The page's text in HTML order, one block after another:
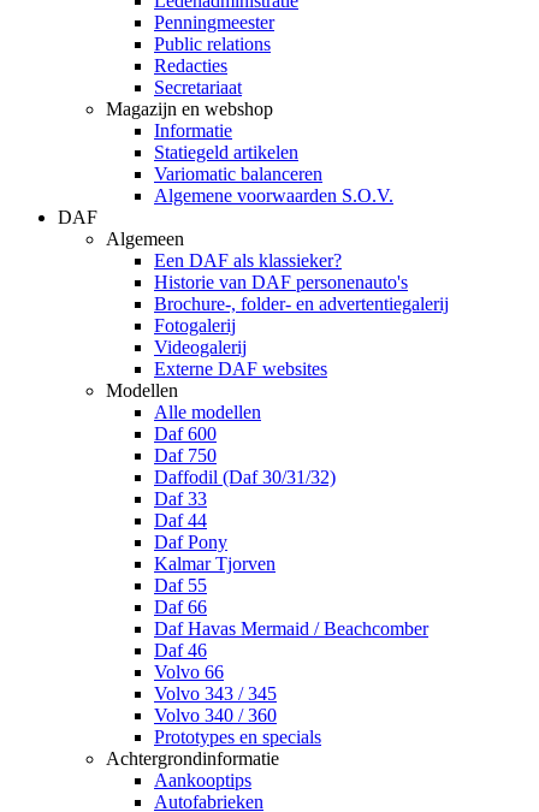
Penningmeester
Public relations
Redacties
Secretariaat
Magazijn en webshop
Informatie
Statiegeld artikelen
Variomatic balanceren
Algemene voorwaarden S.O.V.
DAF
Algemeen
Een DAF als klassieker?
Historie van DAF personenauto's
Brochure-, folder- en advertentiegalerij
Fotogalerij
Videogalerij
Externe DAF websites
Modellen
Alle modellen
Daf 600
Daf 750
Daffodil (Daf 30/31/32)
Daf 33
Daf 44
Daf Pony
Kalmar Tjorven
Daf 55
Daf 66
Daf Havas Mermaid / Beachcomber
Daf 46
Volvo 66
Volvo 343 / 345
Volvo 340 / 360
Prototypes en specials
Achtergrondinformatie
Aankooptips
Autofabrieken